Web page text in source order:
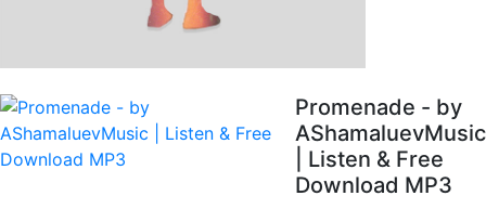
Promenade - by
AShamaluevMusic
| Listen & Free
Download MP3